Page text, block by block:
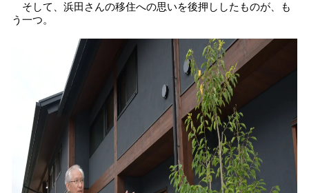
そして、浜田さんの移住への思いを後押ししたものが、も
う一つ。